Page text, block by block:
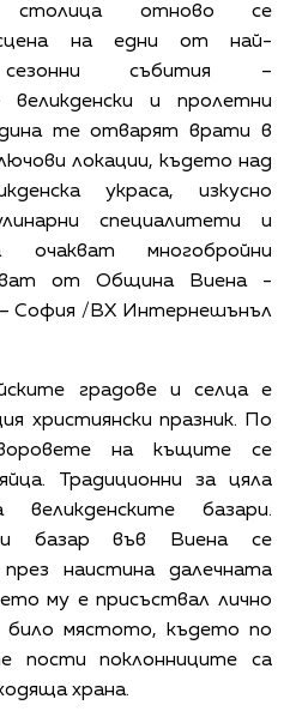
столица отново се
на едни от най-
сезонни събития –
великденски и пролетни
те отварят врати в
локации, където над
украса, изкусно
специалитети и
очакват многобройни
от Община Виена -
София /ВХ Интернешънъл
градове и селца е
християнски празник. По
на къщите се
Традиционни за цяла
базари.
базар във Виена се
наистина далечната
му е присъствал лично
мястото, където по
пости поклонниците са
храна.